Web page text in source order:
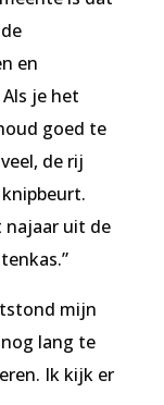
en
je het
goed te
de rij
najaar uit de
mijn
lang te
Ik kijk er